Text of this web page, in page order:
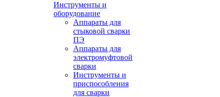
Инструменты и
оборудование
Аппараты для
стыковой сварки
ПЭ
Аппараты для
электромуфтовой
сварки
Инструменты и
приспособления
для сварки